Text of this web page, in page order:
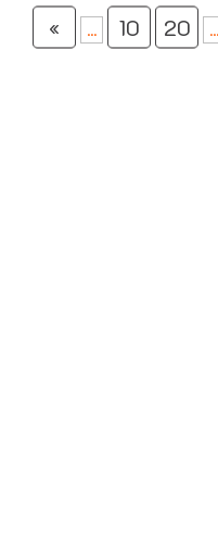
« ... 10 20 ...